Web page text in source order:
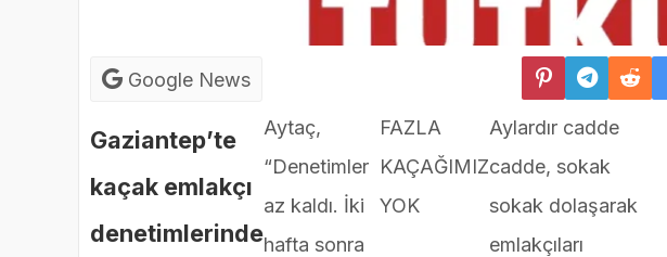
Google News
Gaziantep’te
kaçak emlakçı
denetimlerinde
Aytaç,
“Denetimler
az kaldı. İki
hafta sonra
FAZLA
KAÇAĞIMIZ
YOK
Aylardır cadde
cadde, sokak
sokak dolaşarak
emlakçıları